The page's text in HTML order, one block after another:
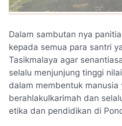
Dalam sambutan nya
kepada semua para santri
Tasikmalaya agar
selalu menjunjung tinggi
dalam membentuk manusia
berahlakulkarimah dan
etika dan pendidikan di